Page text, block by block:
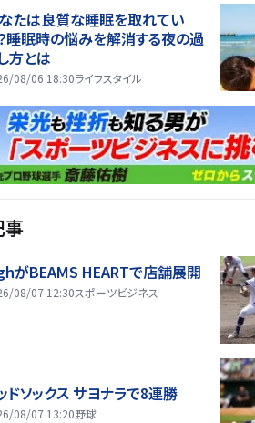
たは良質な睡眠を取れてい
睡眠時の悩みを解消する夜の過
方とは
08/06 18:30ライフスタイル
事
がBEAMS HEARTで店舗展開
08/07 12:30スポーツビジネス
ドソックス サヨナラで8連勝
08/07 13:20野球